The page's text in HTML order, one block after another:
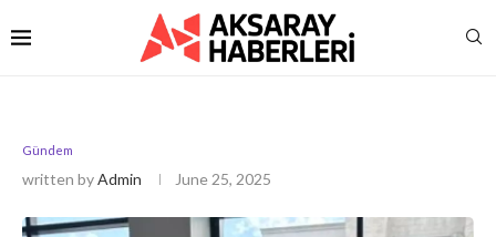
Gündem
written byAdmin June 25, 2025